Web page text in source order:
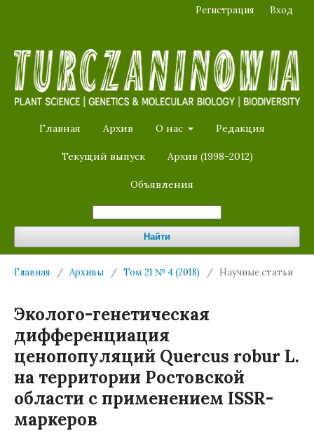
Главная Архив О нас Редакция
Текущий выпуск Архив (1998-2012)
Объявления
Найти
Регистрация Вход
Главная / Архивы / Том 21 № 4 (2018) / Научные статьи
Эколого-генетическая
дифференциация
ценопопуляций Quercus robur L.
на территории Ростовской
области с применением ISSR-
маркеров